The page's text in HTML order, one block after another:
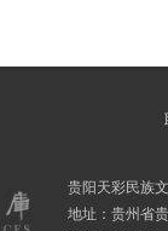
贵阳天彩民族
地址：贵州省